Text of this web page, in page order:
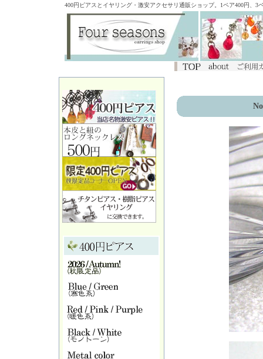
400円ピアスとイヤリング・激安アクセサリ通販ショップ。1ペア400円、